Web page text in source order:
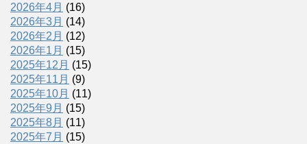
2026年4月 (16)
2026年3月 (14)
2026年2月 (12)
2026年1月 (15)
2025年12月 (15)
2025年11月 (9)
2025年10月 (11)
2025年9月 (15)
2025年8月 (11)
2025年7月 (15)